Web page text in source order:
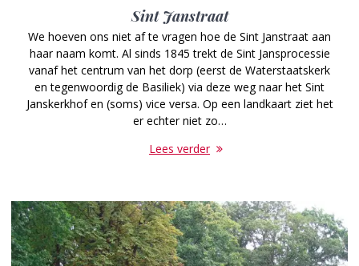
Sint Janstraat
We hoeven ons niet af te vragen hoe de Sint Janstraat aan
haar naam komt. Al sinds 1845 trekt de Sint Jansprocessie
vanaf het centrum van het dorp (eerst de Waterstaatskerk
en tegenwoordig de Basiliek) via deze weg naar het Sint
Janskerkhof en (soms) vice versa. Op een landkaart ziet het
er echter niet zo…
Lees verder